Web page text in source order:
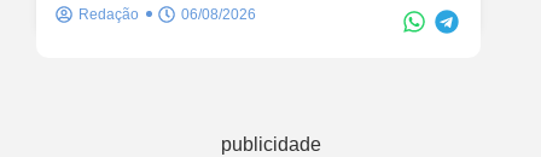
Redação 06/08/2026
publicidade